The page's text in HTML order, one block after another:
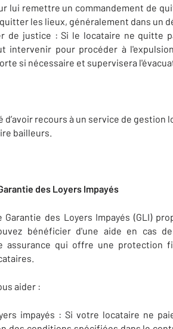
lui remettre un commandement de
les lieux, généralement dans un
de justice : Si le locataire ne quitte
intervenir pour procéder à
si nécessaire et supervisera
d’avoir recours à un service de
bailleurs.
des Loyers Impayés
des Loyers Impayés (GLI)
bénéficier d'une aide en cas
assurance qui offre une protection
aider :
impayés : Si votre locataire ne